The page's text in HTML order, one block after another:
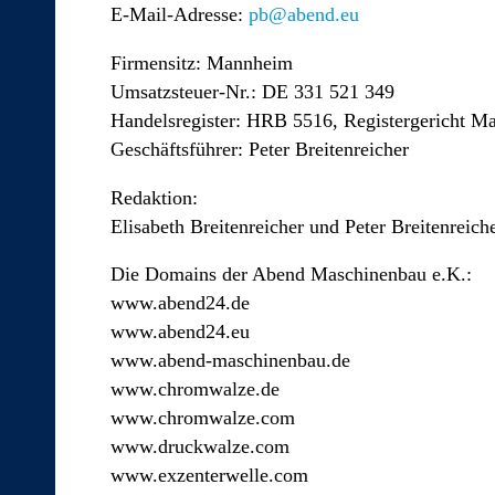
E-Mail-Adresse: pb@abend.eu
Firmensitz: Mannheim
Umsatzsteuer-Nr.: DE 331 521 349
Handelsregister: HRB 5516, Registergericht
Geschäftsführer: Peter Breitenreicher
Redaktion:
Elisabeth Breitenreicher und Peter
Die Domains der Abend Maschinenbau e.K.:
www.abend24.de
www.abend24.eu
www.abend-maschinenbau.de
www.chromwalze.de
www.chromwalze.com
www.druckwalze.com
www.exzenterwelle.com